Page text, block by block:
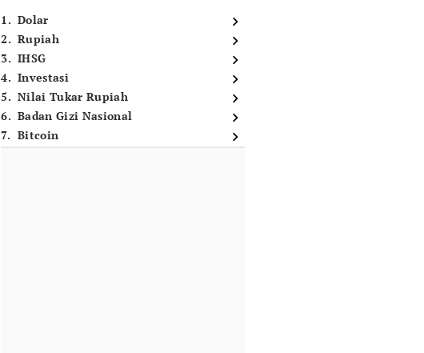
1. Dolar
2. Rupiah
3. IHSG
4. Investasi
5. Nilai Tukar Rupiah
6. Badan Gizi Nasional
7. Bitcoin